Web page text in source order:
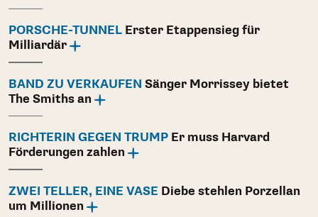
PORSCHE-TUNNEL Erster Etappensieg für
Milliardär
BAND ZU VERKAUFEN Sänger Morrissey bietet
The Smiths an
RICHTERIN GEGEN TRUMP Er muss Harvard
Förderungen zahlen
ZWEI TELLER, EINE VASE Diebe stehlen Porzellan
um Millionen